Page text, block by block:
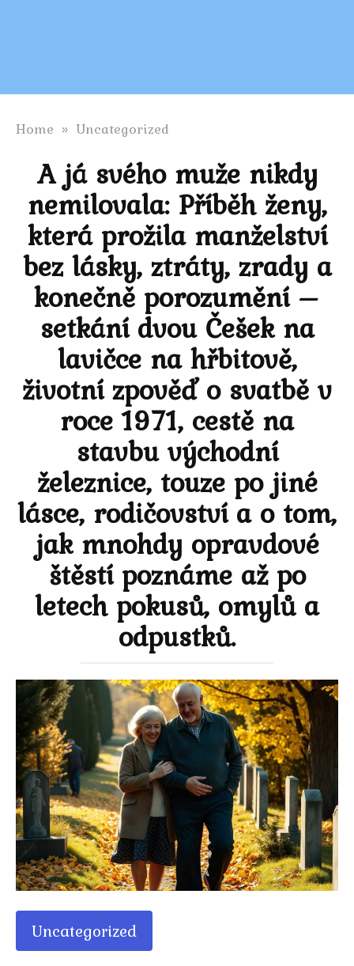
Home » Uncategorized
A já svého muže nikdy
nemilovala: Příběh ženy,
která prožila manželství
bez lásky, ztráty, zrady a
konečně porozumění –
setkání dvou Češek na
lavičce na hřbitově,
životní zpověď o svatbě v
roce 1971, cestě na
stavbu východní
železnice, touze po jiné
lásce, rodičovství a o tom,
jak mnohdy opravdové
štěstí poznáme až po
letech pokusů, omylů a
odpustků.
Uncategorized